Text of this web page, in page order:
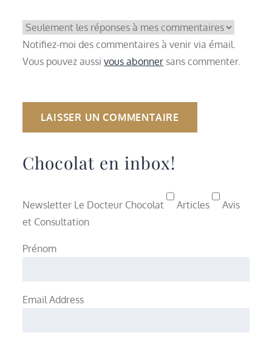
Notifiez-moi des commentaires à venir via émail.
Vous pouvez aussivous abonner sans commenter.
Chocolat en inbox!
Newsletter Le Docteur Chocolat Articles
Avis
et Consultation
Prénom
Email Address